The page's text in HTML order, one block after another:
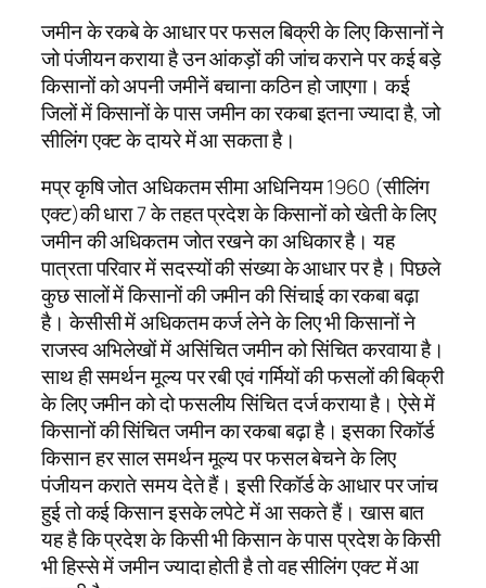
जमीन के रकबे के आधार पर फसल बिक्री के लिए किसानों ने
जो पंजीयन कराया है उन आंकड़ों की जांच कराने पर कई बड़े
किसानों को अपनी जमीनें बचाना कठिन हो जाएगा। कई
जिलों में किसानों के पास जमीन का रकबा इतना ज्यादा है, जो
सीलिंग एक्ट के दायरे में आ सकता है।
मप्र कृषि जोत अधिकतम सीमा अधिनियम 1960 (सीलिंग
एक्ट)की धारा 7 के तहत प्रदेश के किसानों को खेती के लिए
जमीन की अधिकतम जोत रखने का अधिकार है। यह
पात्रता परिवार में सदस्यों की संख्या के आधार पर है। पिछले
कुछ सालों में किसानों की जमीन की सिंचाई का रकबा बढ़ा
है। केसीसी में अधिकतम कर्ज लेने के लिए भी किसानों ने
राजस्व अभिलेखों में असिंचित जमीन को सिंचित करवाया है।
साथ ही समर्थन मूल्य पर रबी एवं गर्मियों की फसलों की बिक्री
के लिए जमीन को दो फसलीय सिंचित दर्ज कराया है। ऐसे में
किसानों की सिंचित जमीन का रकबा बढ़ा है। इसका रिकॉर्ड
किसान हर साल समर्थन मूल्य पर फसल बेचने के लिए
पंजीयन कराते समय देते हैं। इसी रिकॉर्ड के आधार पर जांच
हुई तो कई किसान इसके लपेटे में आ सकते हैं। खास बात
यह है कि प्रदेश के किसी भी किसान के पास प्रदेश के किसी
भी हिस्से में जमीन ज्यादा होती है तो वह सीलिंग एक्ट में आ